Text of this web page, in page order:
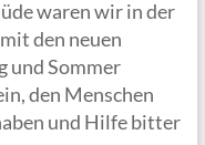
waren wir in der
den neuen
und Sommer
den Menschen
und Hilfe bitter